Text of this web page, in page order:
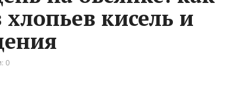
кисель и
0